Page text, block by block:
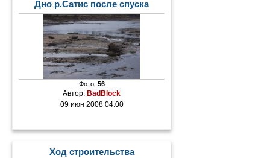
Дно р.Сатис после спуска
Фото: 56
Автор: BadBlock
09 июн 2008 04:00
Ход строительства